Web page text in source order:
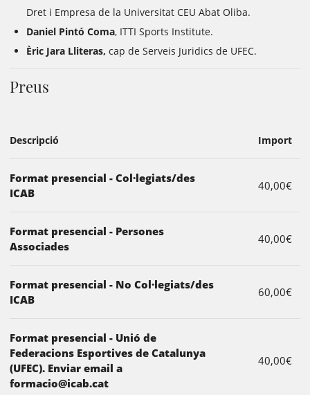
Dret i Empresa de la Universitat CEU Abat Oliba.
Daniel Pintó Coma, ITTI Sports Institute.
Èric Jara Lliteras, cap de Serveis Juridics de UFEC.
Preus
Descripció Import
Format presencial - Col·legiats/des
ICAB
40,00€
Format presencial - Persones
Associades
40,00€
Format presencial - No Col·legiats/des
ICAB
60,00€
Format presencial - Unió de
Federacions Esportives de Catalunya
(UFEC). Enviar email a
formacio@icab.cat
40,00€